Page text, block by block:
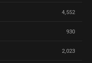
4,552
930
2,023